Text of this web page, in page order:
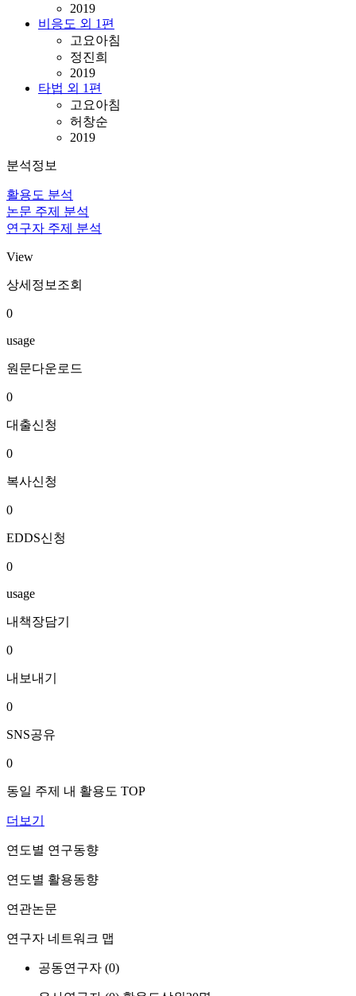
2019
비응도 외 1편
고요아침
정진희
2019
타법 외 1편
고요아침
허창순
2019
분석정보
활용도 분석
논문 주제 분석
연구자 주제 분석
View
상세정보조회
0
usage
원문다운로드
0
대출신청
0
복사신청
0
EDDS신청
0
usage
내책장담기
0
내보내기
0
SNS공유
0
동일 주제 내 활용도 TOP
더보기
연도별 연구동향
연도별 활용동향
연관논문
연구자 네트워크 맵
공동연구자 (0)